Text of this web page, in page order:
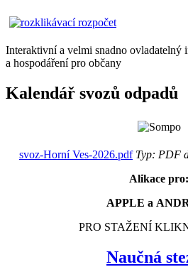
Interaktivní a velmi snadno ovladatelný
a hospodáření pro občany
Kalendář svozů odpadů
svoz-Horní Ves-2026.pdfTyp: PDF
Alikace pro:
APPLE a
PRO STAŽENÍ
Naučná